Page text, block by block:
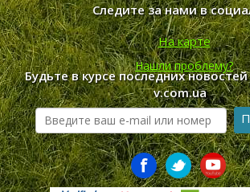
Нашли проблему?
На карте
Следите за нами в
Будьте в курсе последних
v.com.ua